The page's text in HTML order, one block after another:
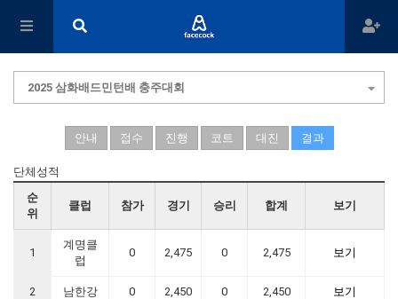
2025 삼화배드민턴배 충주대회
안내 접수 진행 코트 대진 결과
단체성적
순
위
클럽 참가 경기 승리 합계 보기
1
계명클
럽
0 2,475 0 2,475 보기
2 남한강 0 2,450 0 2,450 보기